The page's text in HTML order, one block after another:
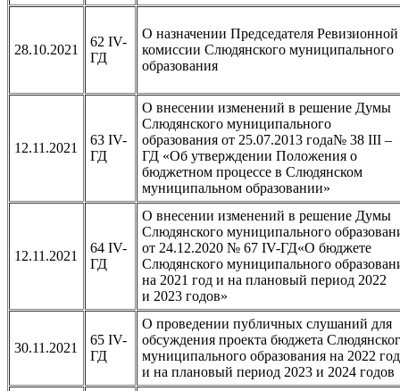
28.10.2021
62 IV-
ГД
О назначении Председателя Ревизионной
комиссии Слюдянского муниципального
образования
12.11.2021
63 IV-
ГД
О внесении изменений в решение Думы
Слюдянского муниципального
образования от 25.07.2013 года№ 38 III –
ГД «Об утверждении Положения о
бюджетном процессе в Слюдянском
муниципальном образовании»
12.11.2021
64 IV-
ГД
О внесении изменений в решение Думы
Слюдянского муниципального
от 24.12.2020 № 67 IV-ГД«О бюджете
Слюдянского муниципального
на 2021 год и на плановый период 2022
и 2023 годов»
30.11.2021
65 IV-
ГД
О проведении публичных слушаний для
обсуждения проекта бюджета
муниципального образования на 2022 год
и на плановый период 2023 и 2024 годов